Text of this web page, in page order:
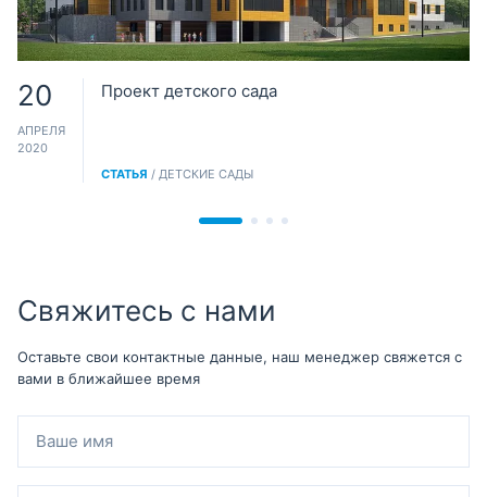
20
АПРЕЛЯ
2020
Проект детского сада
СТАТЬЯ / ДЕТСКИЕ САДЫ
Свяжитесь с нами
Оставьте свои контактные данные, наш менеджер свяжется с
вами в ближайшее время